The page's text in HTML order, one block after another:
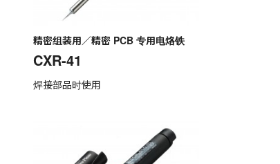
精密组装用／精密 PCB 专用电烙铁
CXR-41
焊接部品时使用